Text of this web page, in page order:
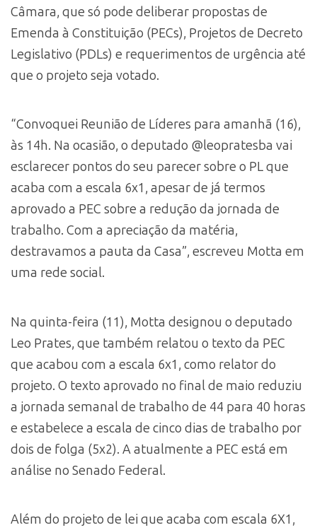
Câmara, que só pode deliberar propostas de
Emenda à Constituição (PECs), Projetos de Decreto
Legislativo (PDLs) e requerimentos de urgência até
que o projeto seja votado.
“Convoquei Reunião de Líderes para amanhã (16),
às 14h. Na ocasião, o deputado @leopratesba vai
esclarecer pontos do seu parecer sobre o PL que
acaba com a escala 6x1, apesar de já termos
aprovado a PEC sobre a redução da jornada de
trabalho. Com a apreciação da matéria,
destravamos a pauta da Casa”, escreveu Motta em
uma rede social.
Na quinta-feira (11), Motta designou o deputado
Leo Prates, que também relatou o texto da PEC
que acabou com a escala 6x1, como relator do
projeto. O texto aprovado no final de maio reduziu
a jornada semanal de trabalho de 44 para 40 horas
e estabelece a escala de cinco dias de trabalho por
dois de folga (5x2). A atualmente a PEC está em
análise no Senado Federal.
Além do projeto de lei que acaba com escala 6X1,